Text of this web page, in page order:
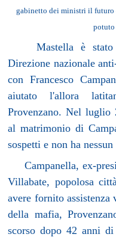
gabinetto dei ministri il futuro
potuto
Mastella è stato
Direzione nazionale
con Francesco
aiutato l'allora
Provenzano. Nel luglio
al matrimonio di
sospetti e non ha
Campanella, ex-
Villabate, popolosa
avere fornito
della mafia,
scorso dopo 42 anni